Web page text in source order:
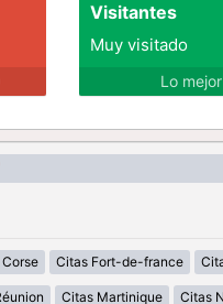
Visitantes
Muy visitado
Lo mejor
Citas Fort-de-france
Citas Martinique Citas